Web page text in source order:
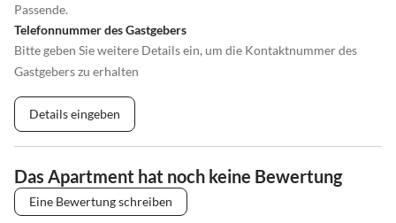
Passende.
Telefonnummer des Gastgebers
Bitte geben Sie weitere Details ein, um die Kontaktnummer des
Gastgebers zu erhalten
Details eingeben
Das Apartment hat noch keine Bewertung
Eine Bewertung schreiben